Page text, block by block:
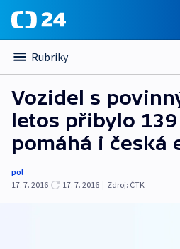
Rubriky
Vozidel s
letos přibylo
pomáhá i česká
pol
17. 7. 2016
17. 7. 2016 | Zdroj: ČTK